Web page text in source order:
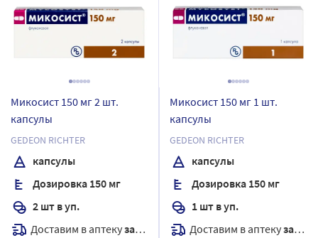
Микосист 150 мг 2 шт.
капсулы
GEDEON RICHTER
капсулы
Дозировка 150 мг
2 шт в уп.
Доставим в аптекузавтра
Микосист 150 мг 1 шт.
капсулы
GEDEON RICHTER
капсулы
Дозировка 150 мг
1 шт в уп.
Доставим в аптекузавтра